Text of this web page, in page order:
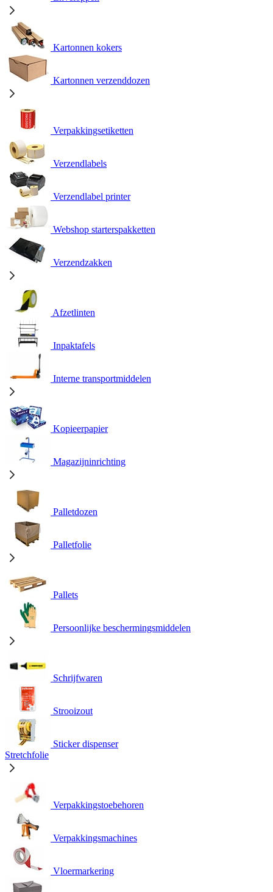
Kartonnen kokers
Kartonnen verzenddozen
Verpakkingsetiketten
Verzendlabels
Verzendlabel printer
Webshop starterspakketten
Verzendzakken
Afzetlinten
Inpaktafels
Interne transportmiddelen
Kopieerpapier
Magazijninrichting
Palletdozen
Palletfolie
Pallets
Persoonlijke beschermingsmiddelen
Schrijfwaren
Strooizout
Sticker dispenser
Stretchfolie
Verpakkingstoebehoren
Verpakkingsmachines
Vloermarkering